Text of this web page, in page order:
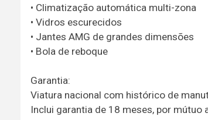
• Climatização automática multi-zona
• Vidros escurecidos
• Jantes AMG de grandes dimensões
• Bola de reboque
Garantia:
Viatura nacional com histórico de
Inclui garantia de 18 meses, por